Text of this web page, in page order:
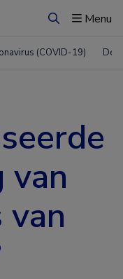
ZoekenMenu
(COVID-19)
van
van